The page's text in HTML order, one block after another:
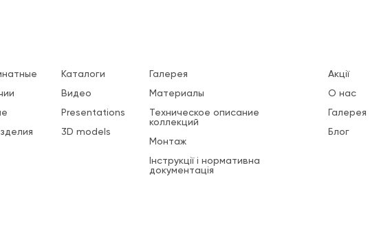
Каталоги
Видео
Presentations
3D models
Галерея
Материалы
Техническое описание
коллекций
Монтаж
Інструкції і нормативна
документація
Акції
О нас
Галерея
Блог